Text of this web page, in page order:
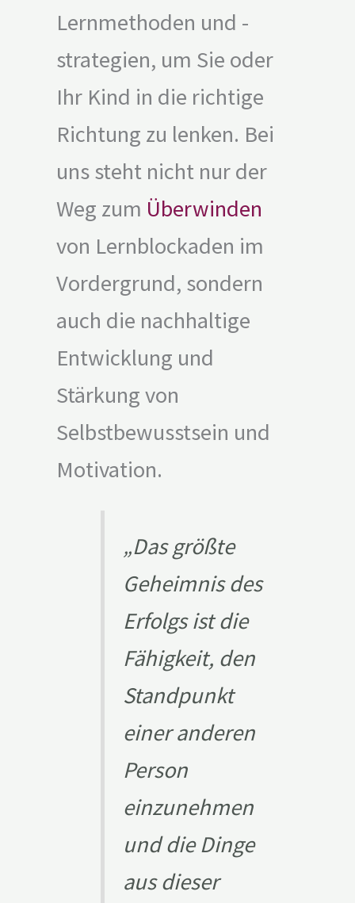
Lernmethoden und -
strategien, um Sie oder
Ihr Kind in die richtige
Richtung zu lenken. Bei
uns steht nicht nur der
Weg zum Überwinden
von Lernblockaden im
Vordergrund, sondern
auch die nachhaltige
Entwicklung und
Stärkung von
Selbstbewusstsein und
Motivation.
„Das größte
Geheimnis des
Erfolgs ist die
Fähigkeit, den
Standpunkt
einer anderen
Person
einzunehmen
und die Dinge
aus dieser